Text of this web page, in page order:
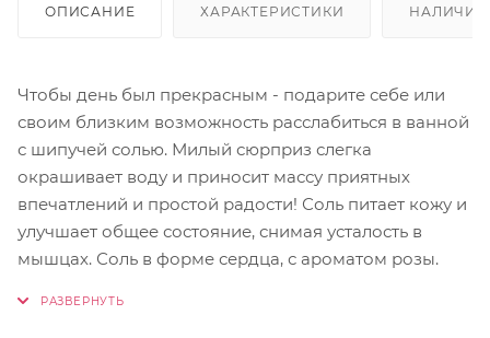
ОПИСАНИЕ ХАРАКТЕРИСТИКИ НАЛИЧИЕ
Чтобы день был прекрасным - подарите себе или
своим близким возможность расслабиться в ванной
с шипучей солью. Милый сюрприз слегка
окрашивает воду и приносит массу приятных
впечатлений и простой радости! Соль питает кожу и
улучшает общее состояние, снимая усталость в
мышцах. Соль в форме сердца, с ароматом розы.